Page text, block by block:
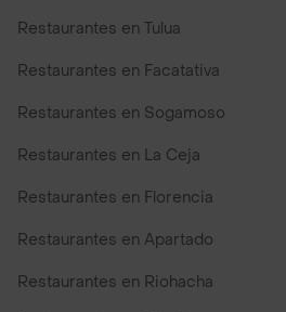
Restaurantes en Tulua
Restaurantes en Facatativa
Restaurantes en Sogamoso
Restaurantes en La Ceja
Restaurantes en Florencia
Restaurantes en Apartado
Restaurantes en Riohacha